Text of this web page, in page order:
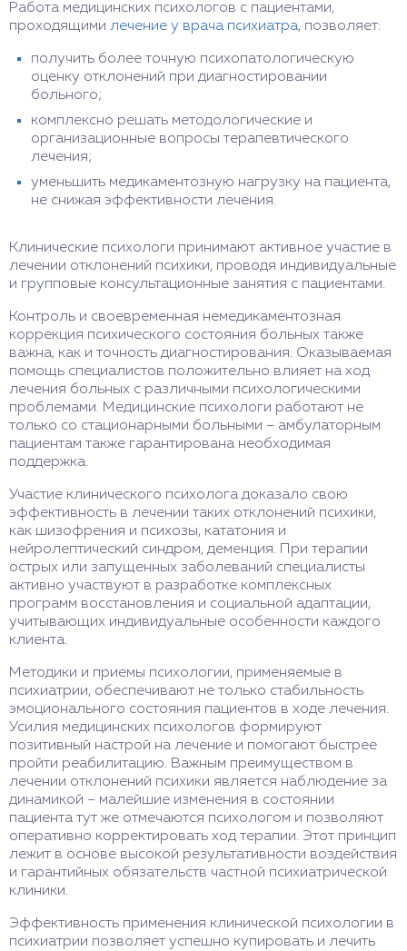
Работа медицинских психологов с пациентами,
проходящими лечение у врача психиатра, позволяет:
получить более точную психопатологическую
оценку отклонений при диагностировании
больного;
комплексно решать методологические и
организационные вопросы терапевтического
лечения;
уменьшить медикаментозную нагрузку на пациента,
не снижая эффективности лечения.
Клинические психологи принимают активное участие в
лечении отклонений психики, проводя индивидуальные
и групповые консультационные занятия с пациентами.
Контроль и своевременная немедикаментозная
коррекция психического состояния больных также
важна, как и точность диагностирования. Оказываемая
помощь специалистов положительно влияет на ход
лечения больных с различными психологическими
проблемами. Медицинские психологи работают не
только со стационарными больными – амбулаторным
пациентам также гарантирована необходимая
поддержка.
Участие клинического психолога доказало свою
эффективность в лечении таких отклонений психики,
как шизофрения и психозы, кататония и
нейролептический синдром, деменция. При терапии
острых или запущенных заболеваний специалисты
активно участвуют в разработке комплексных
программ восстановления и социальной адаптации,
учитывающих индивидуальные особенности каждого
клиента.
Методики и приемы психологии, применяемые в
психиатрии, обеспечивают не только стабильность
эмоционального состояния пациентов в ходе лечения.
Усилия медицинских психологов формируют
позитивный настрой на лечение и помогают быстрее
пройти реабилитацию. Важным преимуществом в
лечении отклонений психики является наблюдение за
динамикой – малейшие изменения в состоянии
пациента тут же отмечаются психологом и позволяют
оперативно корректировать ход терапии. Этот принцип
лежит в основе высокой результативности воздействия
и гарантийных обязательств частной психиатрической
клиники.
Эффективность применения клинической психологии в
психиатрии позволяет успешно купировать и лечить